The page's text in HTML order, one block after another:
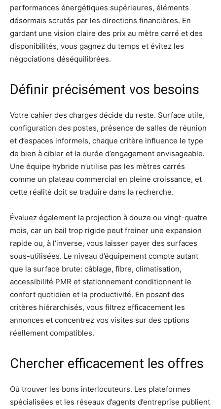
performances énergétiques supérieures, éléments
désormais scrutés par les directions financières. En
gardant une vision claire des prix au mètre carré et des
disponibilités, vous gagnez du temps et évitez les
négociations déséquilibrées.
Définir précisément vos besoins
Votre cahier des charges décide du reste. Surface utile,
configuration des postes, présence de salles de réunion
et d’espaces informels, chaque critère influence le type
de bien à cibler et la durée d’engagement envisageable.
Une équipe hybride n’utilise pas les mètres carrés
comme un plateau commercial en pleine croissance, et
cette réalité doit se traduire dans la recherche.
Évaluez également la projection à douze ou vingt-quatre
mois, car un bail trop rigide peut freiner une expansion
rapide ou, à l’inverse, vous laisser payer des surfaces
sous-utilisées. Le niveau d’équipement compte autant
que la surface brute: câblage, fibre, climatisation,
accessibilité PMR et stationnement conditionnent le
confort quotidien et la productivité. En posant des
critères hiérarchisés, vous filtrez efficacement les
annonces et concentrez vos visites sur des options
réellement compatibles.
Chercher efficacement les offres
Où trouver les bons interlocuteurs. Les plateformes
spécialisées et les réseaux d’agents d’entreprise publient